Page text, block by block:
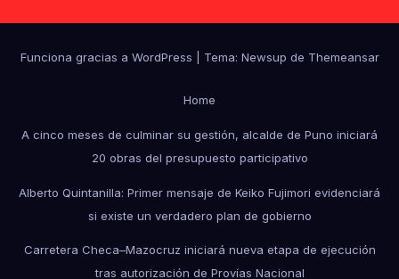
Funciona gracias a WordPress Tema: Newsup de Themeansar
Home
A cinco meses de culminar su gestión, alcalde de Puno iniciará
20 obras del presupuesto participativo
Alberto Quintanilla: Primer mensaje de Keiko Fujimori evidenciará
si existe un verdadero plan de gobierno
Carretera Checa–Mazocruz iniciará nueva etapa de ejecución
tras autorización de Provías Nacional